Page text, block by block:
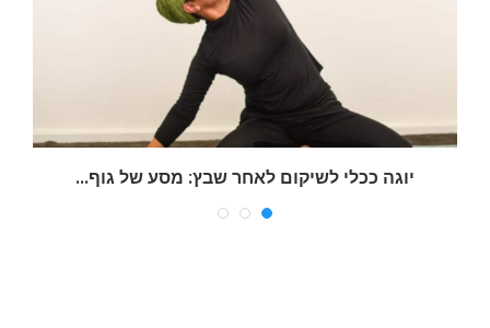
יוגה ככלי לשיקום לאחר שבץ: מסע של גוף...